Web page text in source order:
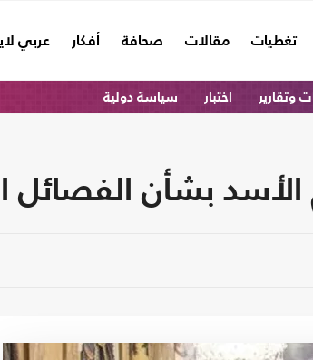
تغطيات مقالات صحافة أفكار عربي
وتقارير اختبار سياسة دولية
بشأن الفصائل